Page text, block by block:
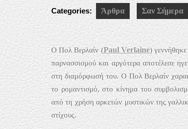
Categories: Άρθρα Σαν Σήμερα
OΠολ Βερλαίν(Paul Verlaine)
παρνασσισμού και αργότερα αποτέλεσε
στη διαμόρφωσή του. Ο Πολ Βερλαίν
το ρομαντισμό, στο κίνημα του
από τη χρήση αρκετών μυστικών της
στίχους.